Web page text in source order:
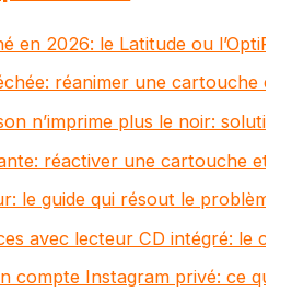
en 2026: le Latitude ou
réanimer une cartouche et
n’imprime plus le noir:
réactiver une cartouche et
le guide qui résout le problème
avec lecteur CD intégré: le
compte Instagram privé: ce qui